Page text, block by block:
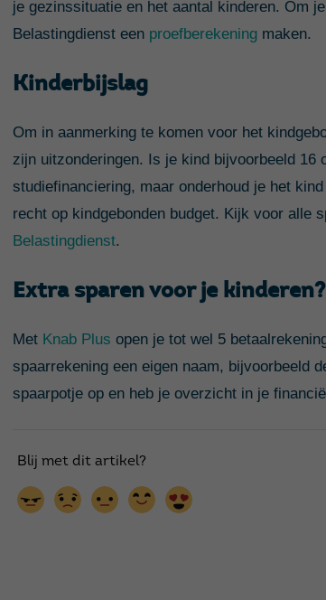
je gezinssituatie en het aantal kinderen. Om
Belastingdienst een proefberekening maken.
Kinderbijslag
Om in aanmerking te komen voor het
zijn uitzonderingen. Is je kind bijvoorbeeld 16
studiefinanciering, maar onderhoud je het
recht op kindgebonden budget. Kijk voor alle
Belastingdienst.
Extra sparen voor je
Met Knab Plus open je tot wel 5
spaarrekening een eigen naam, bijvoorbeeld
spaarpotje op en heb je overzicht in je